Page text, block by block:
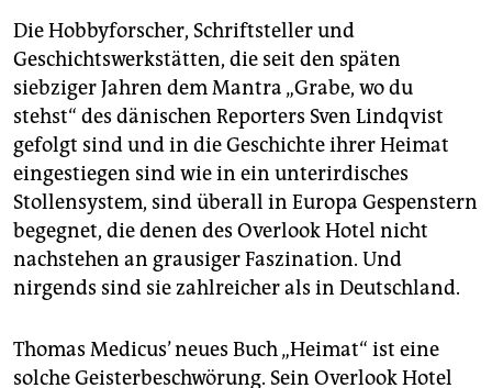
Die Hobbyforscher, Schriftsteller und
Geschichtswerkstätten, die seit den späten
siebziger Jahren dem Mantra „Grabe, wo du
stehst“ des dänischen Reporters Sven Lindqvist
gefolgt sind und in die Geschichte ihrer Heimat
eingestiegen sind wie in ein unterirdisches
Stollensystem, sind überall in Europa Gespenstern
begegnet, die denen des Overlook Hotel nicht
nachstehen an grausiger Faszination. Und
nirgends sind sie zahlreicher als in Deutschland.
Thomas Medicus’ neues Buch „Heimat“ ist eine
solche Geisterbeschwörung. Sein Overlook Hotel